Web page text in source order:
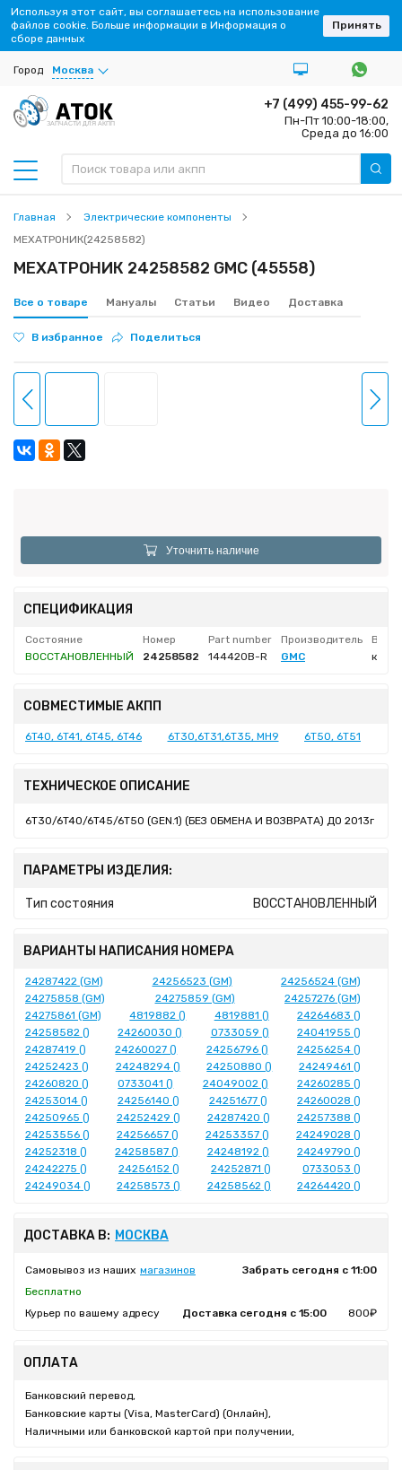
Город Москва
ЗАПЧАСТИ ДЛЯ АКПП
+7 (499) 455-99-62
Пн-Пт 10:00-18:00,
Среда до 16:00
Главная
Электрические компоненты
МЕХАТРОНИК(24258582)
МЕХАТРОНИК 24258582 GMC (45558)
Все о товаре Мануалы Статьи Видео Доставка
В избранное Поделиться
Уточнить наличие
СПЕЦИФИКАЦИЯ
Состояние Номер Part number Производитель
Вес
ВОССТАНОВЛЕННЫЙ
24258582 144420B-R GMC кг
СОВМЕСТИМЫЕ АКПП
6T40, 6T41, 6T45, 6T46 6T30,6T31,6T35, MH9 6T50, 6T51
ТЕХНИЧЕСКОЕ ОПИСАНИЕ
6T30/6T40/6T45/6T50 (GEN.1) (БЕЗ ОБМЕНА И ВОЗВРАТА) ДО 2013г
ПАРАМЕТРЫ ИЗДЕЛИЯ:
Тип состояния ВОССТАНОВЛЕННЫЙ
ВАРИАНТЫ НАПИСАНИЯ НОМЕРА
24287422 (GM) 24256523 (GM)
24256524 (GM)
24275858 (GM)
24275859 (GM)
24257276 (GM)
24275861 (GM)
4819882 () 4819881 ()
24264683 ()
24258582 ()
24260030 () 0733059 ()
24041955 ()
24287419 ()
24260027 () 24256796 ()
24256254 ()
24252423 ()
24248294 () 24250880 ()
24249461 ()
24260820 ()
0733041 () 24049002 ()
24260285 ()
24253014 ()
24256140 () 24251677 ()
24260028 ()
24250965 ()
24252429 () 24287420 ()
24257388 ()
24253556 ()
24256657 () 24253357 ()
24249028 ()
24252318 ()
24258587 () 24248192 ()
24249790 ()
24242275 ()
24256152 () 24252871 ()
0733053 ()
24249034 ()
24258573 () 24258562 () 24264420 ()
ДОСТАВКА В: МОСКВА
Самовывоз из наших магазинов
Забрать сегодня с 11:00
Бесплатно
Курьер по вашему адресу
Доставка сегодня с 15:00 800₽
ОПЛАТА
Банковский перевод,
Банковские карты (Visa, MasterCard) (Онлайн),
Наличными или банковской картой при получении,
Используя этот сайт, вы соглашаетесь на использование
файлов cookie. Больше информации в Информация о
сборе данных
Принять